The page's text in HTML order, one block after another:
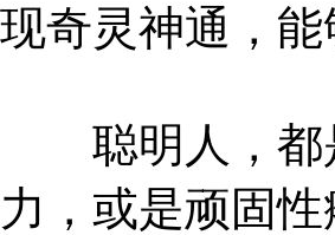
现奇灵神通，
聪明人，都是
力，或是顽固